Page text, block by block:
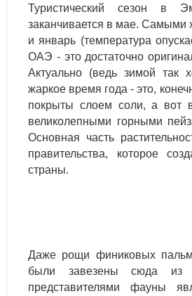
Туристический сезон в
заканчивается в мае. Самыми
и январь (температура
ОАЭ - это достаточно
Актуально (ведь зимой так
жаркое время года - это,
покрыты слоем соли, а вот
великолепными горными
Основная часть
правительства, которое
страны.
Даже рощи финиковых
были завезены сюда из
представителями фауны